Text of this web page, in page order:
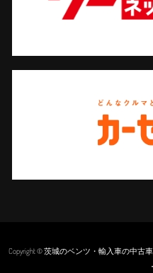
Copyright © 茨城のベンツ・輸入車の中古